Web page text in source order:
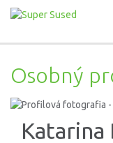
Osobný
Katarina